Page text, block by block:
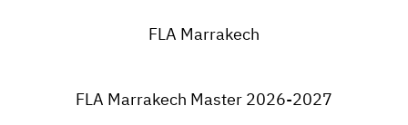
FLA Marrakech
FLA Marrakech Master 2026-2027